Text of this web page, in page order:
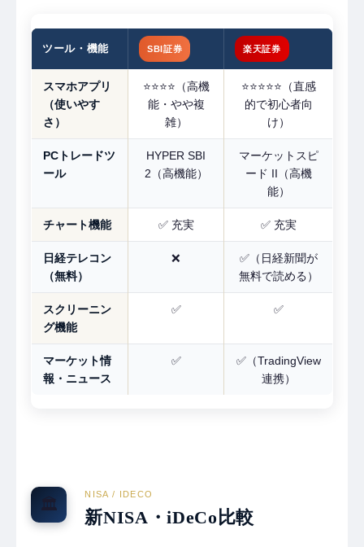
ツール・機能 SBI証券 楽天証券
スマホアプリ
（使いやす
さ）
⭐⭐⭐⭐（高機
能・やや複
雑）
⭐⭐⭐⭐⭐（直感
的で初心者向
け）
PCトレードツ
ール
HYPER SBI
2（高機能）
マーケットスピ
ード II（高機
能）
チャート機能 ✅ 充実 ✅ 充実
日経テレコン
（無料）
❌
✅（日経新聞が
無料で読める）
スクリーニン
グ機能
✅ ✅
マーケット情
報・ニュース
✅
✅（TradingView
連携）
🏛
NISA / IDECO
新NISA・iDeCo比較